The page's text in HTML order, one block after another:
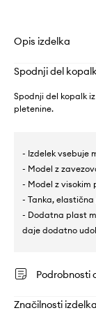
Opis izdelka
Spodnji del
Spodnji del kopalk
pletenine.
- Izdelek vsebuje
- Model z
- Model z visokim
- Tanka,
- Dodatna plast
daje dodatno
Podrobnosti
Značilnosti izdelka